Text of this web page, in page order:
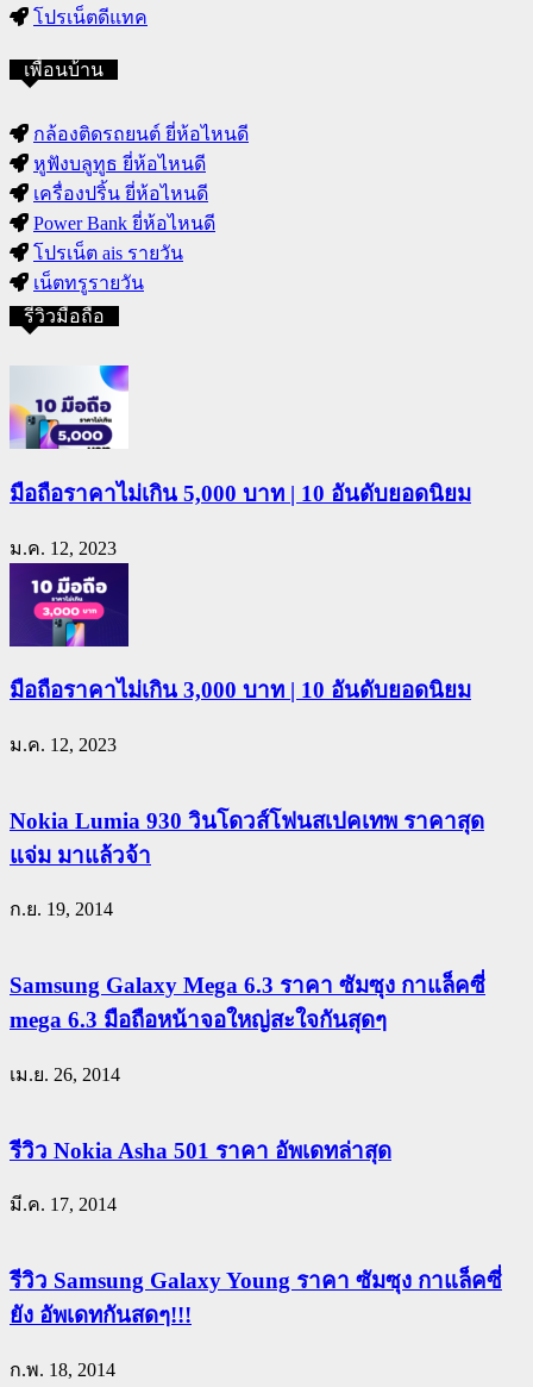
โปรเน็ตดีแทค
เพื่อนบ้าน
กล้องติดรถยนต์ ยี่ห้อไหนดี
หูฟังบลูทูธ ยี่ห้อไหนดี
เครื่องปริ้น ยี่ห้อไหนดี
Power Bank ยี่ห้อไหนดี
โปรเน็ต ais รายวัน
เน็ตทรูรายวัน
รีวิวมือถือ
มือถือราคาไม่เกิน 5,000 บาท | 10 อันดับยอดนิยม
ม.ค. 12, 2023
มือถือราคาไม่เกิน 3,000 บาท | 10 อันดับยอดนิยม
ม.ค. 12, 2023
Nokia Lumia 930 วินโดวส์โฟนสเปคเทพ ราคาสุด
แจ่ม มาแล้วจ้า
ก.ย. 19, 2014
Samsung Galaxy Mega 6.3 ราคา ซัมซุง กาแล็คซี่
mega 6.3 มือถือหน้าจอใหญ่สะใจกันสุดๆ
เม.ย. 26, 2014
รีวิว Nokia Asha 501 ราคา อัพเดทล่าสุด
มี.ค. 17, 2014
รีวิว Samsung Galaxy Young ราคา ซัมซุง กาแล็คซี่
ยัง อัพเดทกันสดๆ!!!
ก.พ. 18, 2014